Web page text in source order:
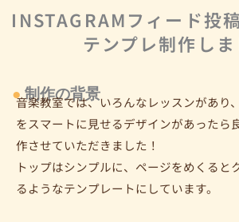
INSTAGRAMフィード投
テンプレ制作しま
●制作の背景
音楽教室では、いろんなレッスンがあり
をスマートに見せるデザインがあったら
作させていただきました！
トップはシンプルに、ページをめくると
るようなテンプレートにしています。